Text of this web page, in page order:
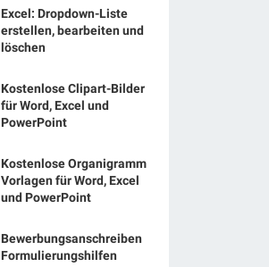
Excel: Dropdown-Liste
erstellen, bearbeiten und
löschen
Kostenlose Clipart-Bilder
für Word, Excel und
PowerPoint
Kostenlose Organigramm
Vorlagen für Word, Excel
und PowerPoint
Bewerbungsanschreiben
Formulierungshilfen